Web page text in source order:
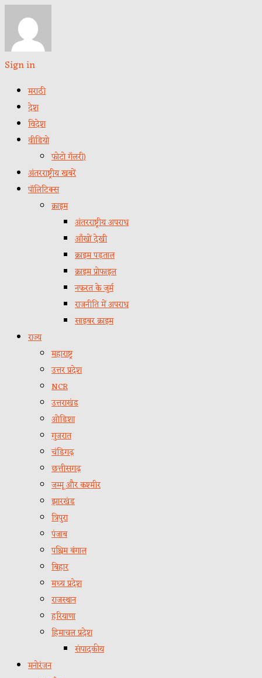
Sign in
मराठी
देश
विदेश
वीडियो
फोटो गॅलरी)
अंतरराष्ट्रीय खबरें
पॉलिटिक्स
क्राइम
अंतरराष्ट्रीय अपराध
आँखों देखी
क्राइम पड़ताल
क्राइम प्रोफाइल
नफरत के जुर्म
राजनीति में अपराध
साइबर क्राइम
राज्य
महाराष्ट्र
उत्तर प्रदेश
NCR
उत्तराखंड
ओडिशा
गुजरात
चंडिगढ़
छत्तीसगढ़
जम्मू और कश्मीर
झारखंड
त्रिपुरा
पंजाब
पश्चिम बंगाल
बिहार
मध्य प्रदेश
राजस्थान
हरियाणा
हिमाचल प्रदेश
संपादकीय
मनोरंजन